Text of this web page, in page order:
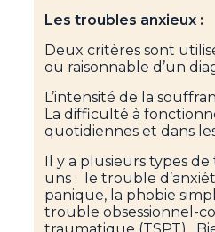
Les troubles anxieux :
Deux critères sont
ou raisonnable d’un
L’intensité de la
La difficulté à
quotidiennes et dans
Il y a plusieurs types
uns : le trouble
panique, la phobie
trouble obsessionnel-